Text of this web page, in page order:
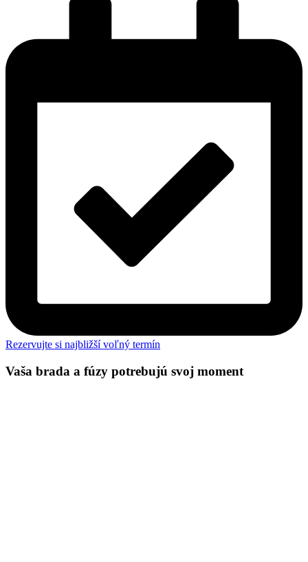
Rezervujte si najbližší voľný termín
Vaša brada a fúzy potrebujú svoj moment